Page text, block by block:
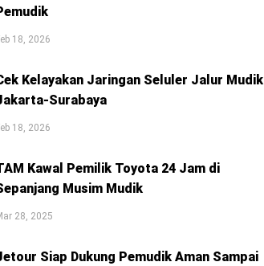
18, 2026
Kelayakan Jaringan Seluler Jalur Mudik
Surabaya
18, 2026
Kawal Pemilik Toyota 24 Jam di
Musim Mudik
28, 2025
Siap Dukung Pemudik Aman Sampai